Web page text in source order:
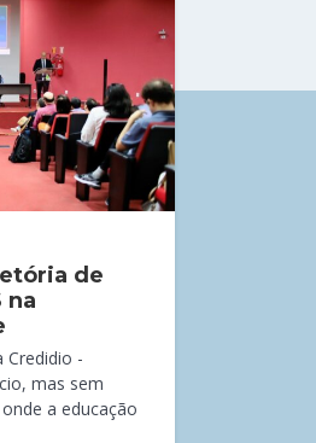
de
na
Credidio -
mas sem
a educação